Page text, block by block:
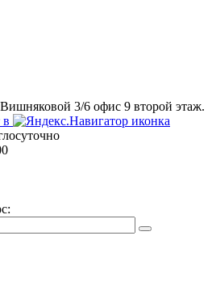
3/6 офис 9 второй этаж.
в